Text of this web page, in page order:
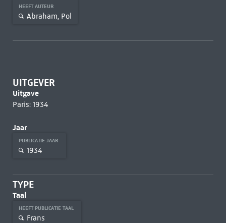
HEEFT AUTEUR
Abraham, Pol
UITGEVER
Uitgave
Paris: 1934
Jaar
PUBLICATIE JAAR
1934
TYPE
Taal
HEEFT PUBLICATIE TAAL
Frans